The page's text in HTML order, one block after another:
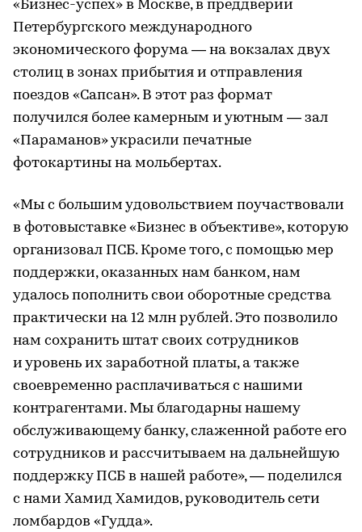
«Бизнес-успех» в Москве, в преддверии
Петербургского международного
экономического форума — на вокзалах двух
столиц в зонах прибытия и отправления
поездов «Сапсан». В этот раз формат
получился более камерным и уютным — зал
«Параманов» украсили печатные
фотокартины на мольбертах.
«Мы с большим удовольствием поучаствовали
в фотовыставке «Бизнес в объективе», которую
организовал ПСБ. Кроме того, с помощью мер
поддержки, оказанных нам банком, нам
удалось пополнить свои оборотные средства
практически на 12 млн рублей. Это позволило
нам сохранить штат своих сотрудников
и уровень их заработной платы, а также
своевременно расплачиваться с нашими
контрагентами. Мы благодарны нашему
обслуживающему банку, слаженной работе его
сотрудников и рассчитываем на дальнейшую
поддержку ПСБ в нашей работе», — поделился
с нами Хамид Хамидов, руководитель сети
ломбардов «Гудда».